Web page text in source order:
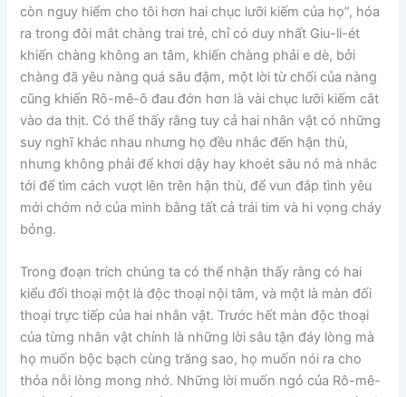
còn nguy hiểm cho tôi hơn hai chục lưỡi kiếm của họ”, hóa
ra trong đôi mắt chàng trai trẻ, chỉ có duy nhất Giu-li-ét
khiến chàng không an tâm, khiến chàng phải e dè, bởi
chàng đã yêu nàng quá sâu đậm, một lời từ chối của nàng
cũng khiến Rô-mê-ô đau đớn hơn là vài chục lưỡi kiếm cắt
vào da thịt. Có thể thấy rằng tuy cả hai nhân vật có những
suy nghĩ khác nhau nhưng họ đều nhắc đến hận thù,
nhưng không phải để khơi dậy hay khoét sâu nó mà nhắc
tới để tìm cách vượt lên trên hận thù, để vun đắp tình yêu
mới chớm nở của mình bằng tất cả trái tim và hi vọng cháy
bỏng.
Trong đoạn trích chúng ta có thể nhận thấy rằng có hai
kiểu đối thoại một là độc thoại nội tâm, và một là màn đối
thoại trực tiếp của hai nhân vật. Trước hết màn độc thoại
của từng nhân vật chính là những lời sâu tận đáy lòng mà
họ muốn bộc bạch cùng trăng sao, họ muốn nói ra cho
thỏa nỗi lòng mong nhớ. Những lời muốn ngỏ của Rô-mê-